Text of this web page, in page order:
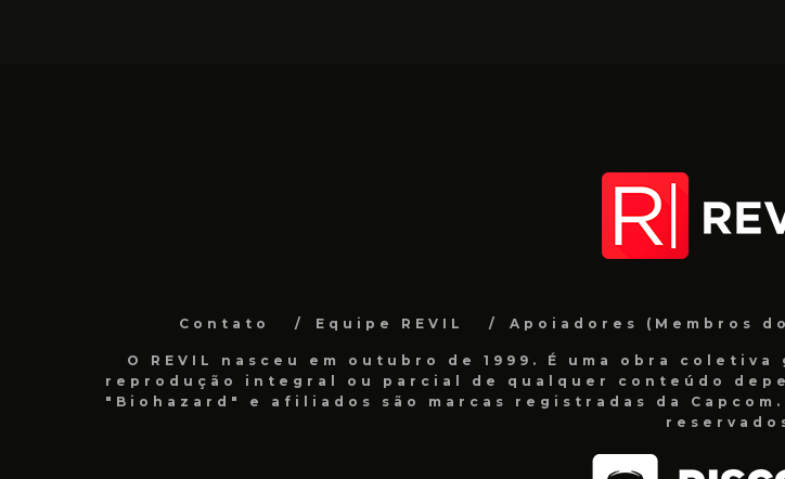
Contato Equipe REVIL Apoiadores (Membros
O REVIL nasceu em outubro de 1999. É uma obra
reprodução integral ou parcial de qualquer conteúdo
"Biohazard" e afiliados são marcas registradas da